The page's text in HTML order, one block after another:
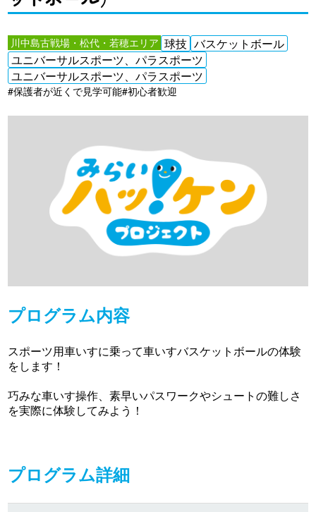
川中島古戦場・松代・若穂エリア 球技 バスケットボール
ユニバーサルスポーツ、パラスポーツ
ユニバーサルスポーツ、パラスポーツ
#保護者が近くで見学可能#初心者歓迎
プログラム内容
スポーツ用車いすに乗って車いすバスケットボールの体験
をします！
巧みな車いす操作、素早いパスワークやシュートの難しさ
を実際に体験してみよう！
プログラム詳細